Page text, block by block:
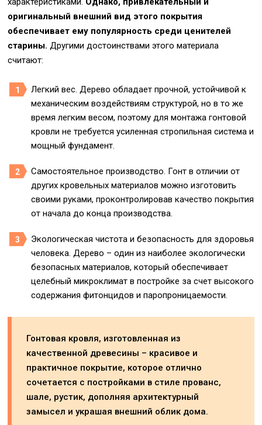
оригинальный внешний вид этого покрытия
обеспечивает ему популярность среди ценителей
старины. Другими достоинствами этого материала
считают:
Легкий вес. Дерево обладает прочной, устойчивой к
механическим воздействиям структурой, но в то же
время легким весом, поэтому для монтажа гонтовой
кровли не требуется усиленная стропильная система и
мощный фундамент.
Самостоятельное производство. Гонт в отличии от
других кровельных материалов можно изготовить
своими руками, проконтролировав качество покрытия
от начала до конца производства.
Экологическая чистота и безопасность для здоровья
человека. Дерево – один из наиболее экологически
безопасных материалов, который обеспечивает
целебный микроклимат в постройке за счет высокого
содержания фитонцидов и паропроницаемости.
Гонтовая кровля, изготовленная из
качественной древесины – красивое и
практичное покрытие, которое отлично
сочетается с постройками в стиле прованс,
шале, рустик, дополняя архитектурный
замысел и украшая внешний облик дома.